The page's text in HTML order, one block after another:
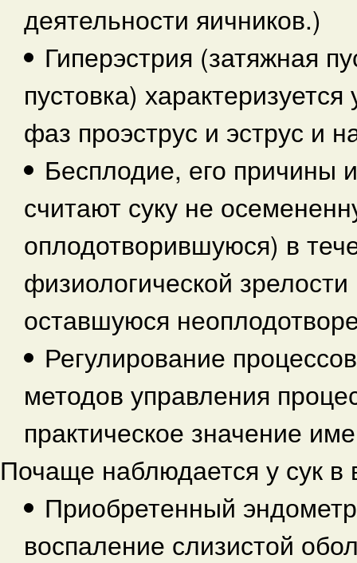
деятельности яичников.)
Гиперэстрия (затяжная
пустовка)
фаз проэструс и эструс и
Бесплодие, его причины
считают суку не
оплодотворившуюся) в
физиологической
оставшуюся
Регулирование
методов управления
практическое значение
Почаще наблюдается у сук в
Приобретенный
воспаление слизистой